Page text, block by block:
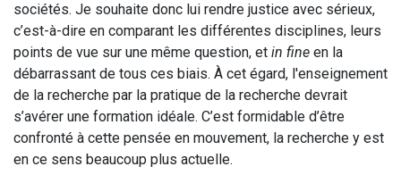
sociétés. Je souhaite donc lui rendre justice avec sérieux,
c’est-à-dire en comparant les différentes disciplines, leurs
points de vue sur une même question, et in fine en la
débarrassant de tous ces biais. À cet égard, l'enseignement
de la recherche par la pratique de la recherche devrait
s’avérer une formation idéale. C’est formidable d’être
confronté à cette pensée en mouvement, la recherche y est
en ce sens beaucoup plus actuelle.